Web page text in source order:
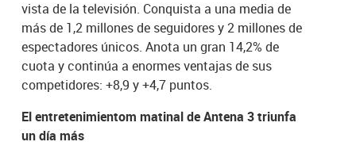
vista de la televisión. Conquista a una media de
más de 1,2 millones de seguidores y 2 millones de
espectadores únicos. Anota un gran 14,2% de
cuota y continúa a enormes ventajas de sus
competidores: +8,9 y +4,7 puntos.
El entretenimientom matinal de Antena 3 triunfa
un día más